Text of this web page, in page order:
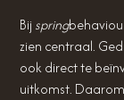
Bij spring
zien centraal.
ook direct te
uitkomst.